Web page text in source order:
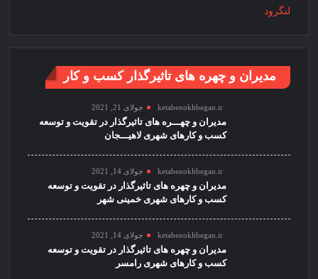
مدیران و چهره های تاثیرگذار کسب و کار
ketabenokhbegan.ir جولای 21, 2021
مدیران و چهـــره های تاثیرگذار در تقویت و توسعه
کسب و کارهای شهری لاهیـــجان
ketabenokhbegan.ir جولای 14, 2021
مدیران و چهره های تاثیرگذار در تقویت و توسعه
کسب و کارهای شهری خمینی شهر
ketabenokhbegan.ir جولای 14, 2021
مدیران و چهره های تاثیرگذار در تقویت و توسعه
کسب و کارهای شهری رامسر